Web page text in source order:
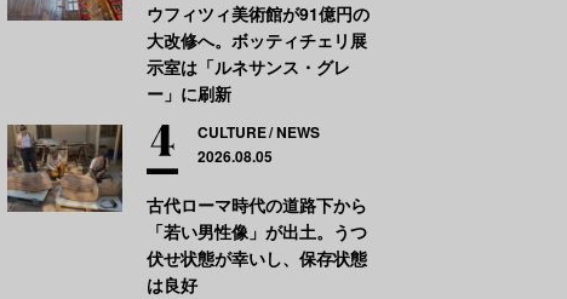
ウフィツィ美術館が91億円の
大改修へ。ボッティチェリ展
示室は「ルネサンス・グレ
ー」に刷新
CULTURE NEWS
2026.08.05
古代ローマ時代の道路下から
「若い男性像」が出土。うつ
伏せ状態が幸いし、保存状態
は良好